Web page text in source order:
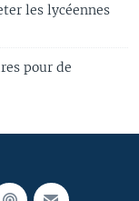
les lycéennes
pour de